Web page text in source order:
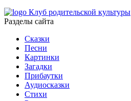
Клуб родительской культуры
Разделы сайта
Сказки
Песни
Картинки
Загадки
Прибаутки
Аудиосказки
Стихи